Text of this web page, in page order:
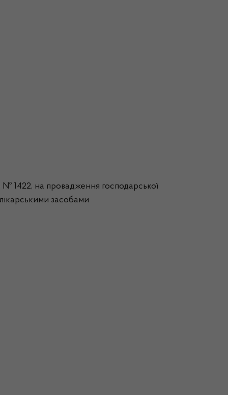
№ 1422, на провадження господарської
лікарськими засобами